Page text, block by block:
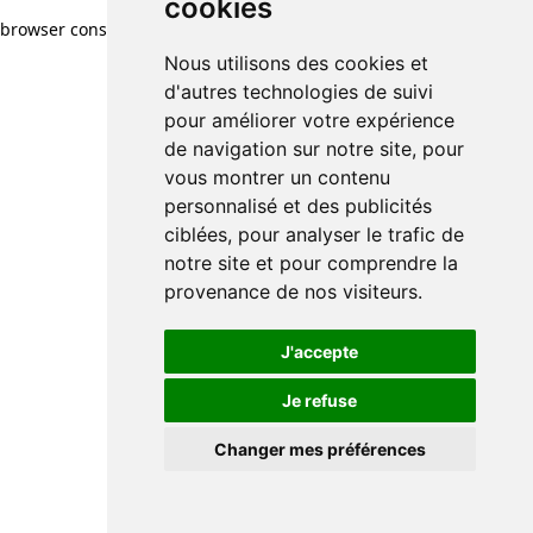
cookies
Nous utilisons des cookies et
d'autres technologies de suivi
pour améliorer votre expérience
de navigation sur notre site, pour
vous montrer un contenu
personnalisé et des publicités
ciblées, pour analyser le trafic de
notre site et pour comprendre la
provenance de nos visiteurs.
J'accepte
Je refuse
Changer mes préférences
browser console for more information)